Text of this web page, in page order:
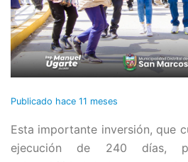
Publicado hace 11 meses
Esta importante inversión, que
ejecución de 240 días,